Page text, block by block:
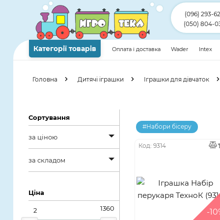
(096) 293-
(050) 804-
Категорії товарів Оплата і доставка Wader Intex
Головна Дитячі іграшки Іграшки для дівчаток
Сортування
за ціною
за ціною
дорожчих
за складом
в наявності
Ціна
#Набори бісеру
Код: 9314
-